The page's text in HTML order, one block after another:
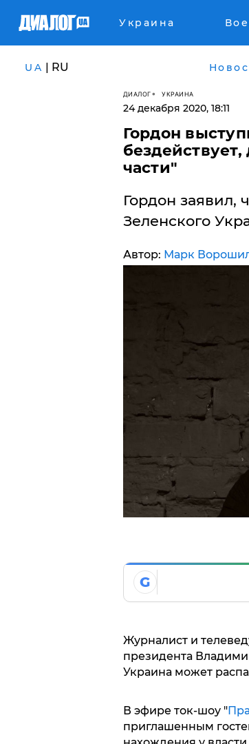
Украина
UA | RU
ДИАЛОГ УКРАИНА
24 декабря 2020, 18:11
Гордон
части"
Гордон заявил,
Зеленского
Автор: Марк
G
Журналист и
президента
Украина может
В эфире ток-шоу "
приглашенным